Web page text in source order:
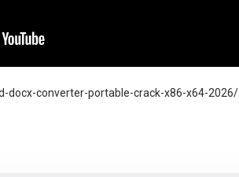
docx-converter-portable-crack-x86-x64-2026/